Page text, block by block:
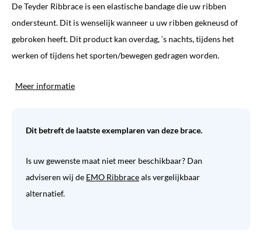
was:
€ 34,45.
is:
€ 25,84.
De Teyder Ribbrace is een elastische bandage die uw ribben
ondersteunt. Dit is wenselijk wanneer u uw ribben gekneusd of
gebroken heeft. Dit product kan overdag, ‘s nachts, tijdens het
werken of tijdens het sporten/bewegen gedragen worden.
Meer informatie
Dit betreft de laatste exemplaren van deze brace.
Is uw gewenste maat niet meer beschikbaar? Dan
adviseren wij de EMO Ribbraceals vergelijkbaar
alternatief.